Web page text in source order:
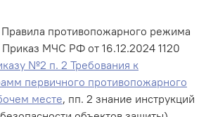
Правила противопожарного режима
МЧС РФ от 16.12.2024 1120
№2 п. 2 Требования к
первичного противопожарного
месте, пп. 2 знание инструкций